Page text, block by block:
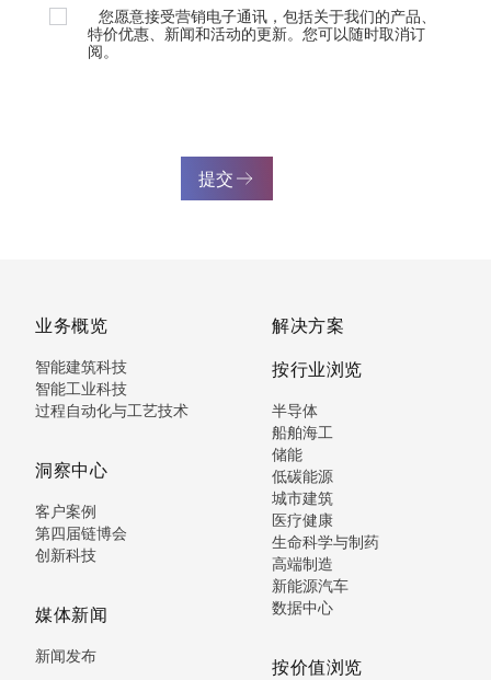
您愿意接受营销电子通讯，包括关于我们的产品、
特价优惠、新闻和活动的更新。您可以随时取消订
阅。
提交
业务概览
智能建筑科技
智能工业科技
过程自动化与工艺技术
洞察中心
客户案例
第四届链博会
创新科技
媒体新闻
新闻发布
解决方案
按行业浏览
半导体
船舶海工
储能
低碳能源
城市建筑
医疗健康
生命科学与制药
高端制造
新能源汽车
数据中心
按价值浏览